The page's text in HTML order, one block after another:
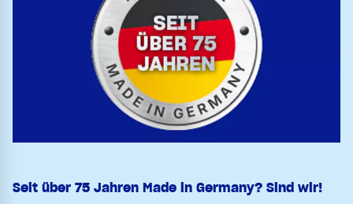
Seit über 75 Jahren Made in Germany? Sind wir!